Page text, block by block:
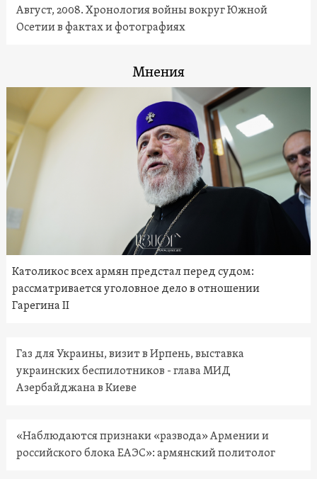
Август, 2008. Хронология войны вокруг Южной
Осетии в фактах и фотографиях
Мнения
Католикос всех армян предстал перед судом:
рассматривается уголовное дело в отношении
Гарегина II
Газ для Украины, визит в Ирпень, выставка
украинских беспилотников - глава МИД
Азербайджана в Киеве
«Наблюдаются признаки «развода» Армении и
российского блока ЕАЭС»: армянский политолог